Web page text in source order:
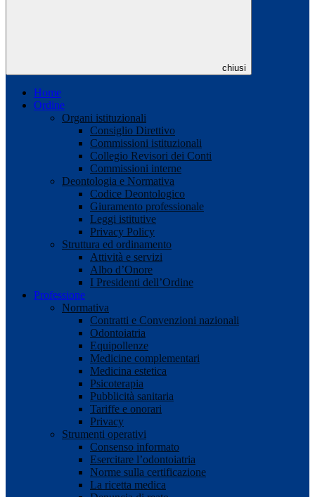
chiusi
Home
Ordine
Organi istituzionali
Consiglio Direttivo
Commissioni istituzionali
Collegio Revisori dei Conti
Commissioni interne
Deontologia e Normativa
Codice Deontologico
Giuramento professionale
Leggi istitutive
Privacy Policy
Struttura ed ordinamento
Attività e servizi
Albo d’Onore
I Presidenti dell’Ordine
Professione
Normativa
Contratti e Convenzioni nazionali
Odontoiatria
Equipollenze
Medicine complementari
Medicina estetica
Psicoterapia
Pubblicità sanitaria
Tariffe e onorari
Privacy
Strumenti operativi
Consenso informato
Esercitare l’odontoiatria
Norme sulla certificazione
La ricetta medica